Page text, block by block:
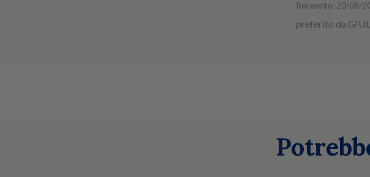
Recensito: 20/08/
preferito da